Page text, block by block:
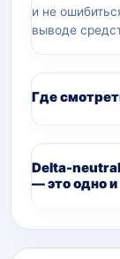
и не
выводе
Где
Delta-
— это одно